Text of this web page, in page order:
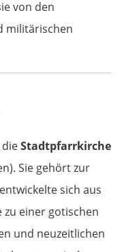
von den
militärischen
Stadtpfarrkirche
Sie gehört zur
sich aus
einer gotischen
und neuzeitlichen